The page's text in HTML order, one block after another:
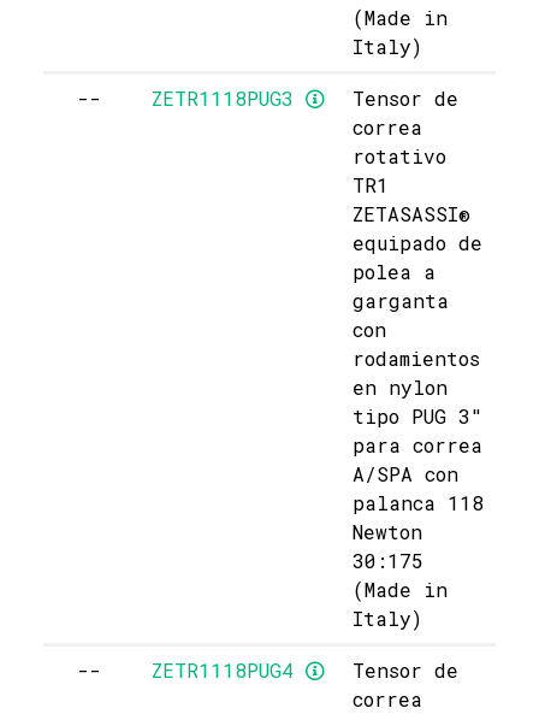
(Made in
Italy)
-- ZETR1118PUG3
Tensor de
correa
rotativo
TR1
ZETASASSI®
equipado de
polea a
garganta
con
rodamientos
en nylon
tipo PUG 3"
para correa
A/SPA con
palanca 118
Newton
30:175
(Made in
Italy)
-- ZETR1118PUG4
Tensor de
correa